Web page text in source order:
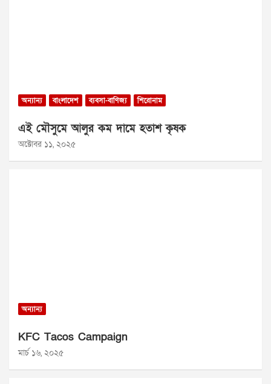
অন্যান্য বাংলাদেশ ব্যবসা-বাণিজ্য শিরোনাম
এই মৌসুমে আলুর কম দামে হতাশ কৃষক
অক্টোবর ১১, ২০২৫
অন্যান্য
KFC Tacos Campaign
মার্চ ১৬, ২০২৫